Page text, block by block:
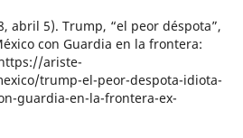
abril 5). Trump, “el peor déspota”,
con Guardia en la frontera:
ariste-
trump-el-peor-despota-idiota-
guardia-en-la-frontera-ex-